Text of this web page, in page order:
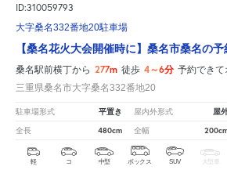
ID:310059793
大字桑名332番地20駐車場
【桑名花火大会開催時に】桑名市桑名の予
桑名駅前横丁から 277m 徒歩 4～6分 予約できて
三重県桑名市大字桑名332番地20
駐車場形式 平置き 屋内外形式 屋
全長 480cm 全幅
軽 コ 中型 ボックス SUV 大型車